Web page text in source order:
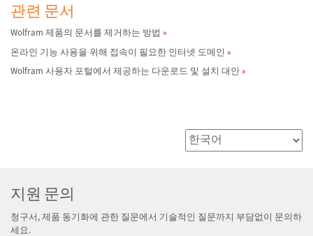
관련 문서
Wolfram 제품의 문서를 제거하는 방법
온라인 기능 사용을 위해 접속이 필요한 인터넷 도메인
Wolfram 사용자 포털에서 제공하는 다운로드 및 설치 대안
지원 문의
청구서, 제품 동기화에 관한 질문에서 기술적인 질문까지 부담없이 문의하
세요.